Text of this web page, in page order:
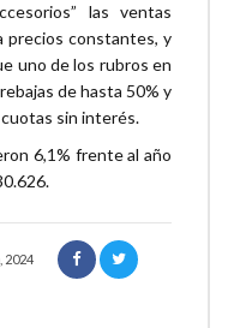
2024
las ventas
precios constantes, y
uno de los rubros en
de hasta 50% y
sin interés.
6,1% frente al año